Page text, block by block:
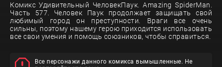
Комикс Удивительный ЧеловекПаук. Amazing SpiderMan.
Часть 577. Человек Паук продолжает защищать свой
любимый город он преступности. Враги все очень
сильны, поэтому нашему герою приходится использовать
все свои умения и помощь союзников, чтобы справиться.
Все персонажи данного комикса вымышленные. Не